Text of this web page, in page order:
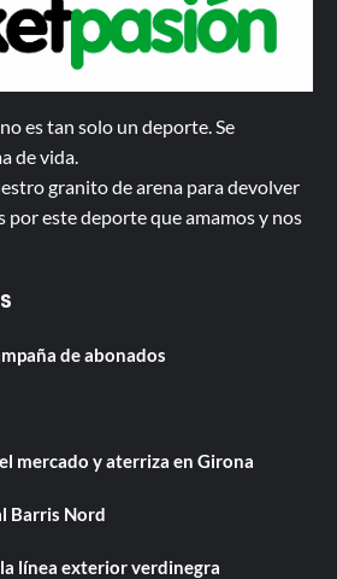
es tan solo un deporte. Se
de vida.
granito de arena para devolver
por este deporte que amamos y nos
de abonados
mercado y aterriza en Girona
Barris Nord
línea exterior verdinegra